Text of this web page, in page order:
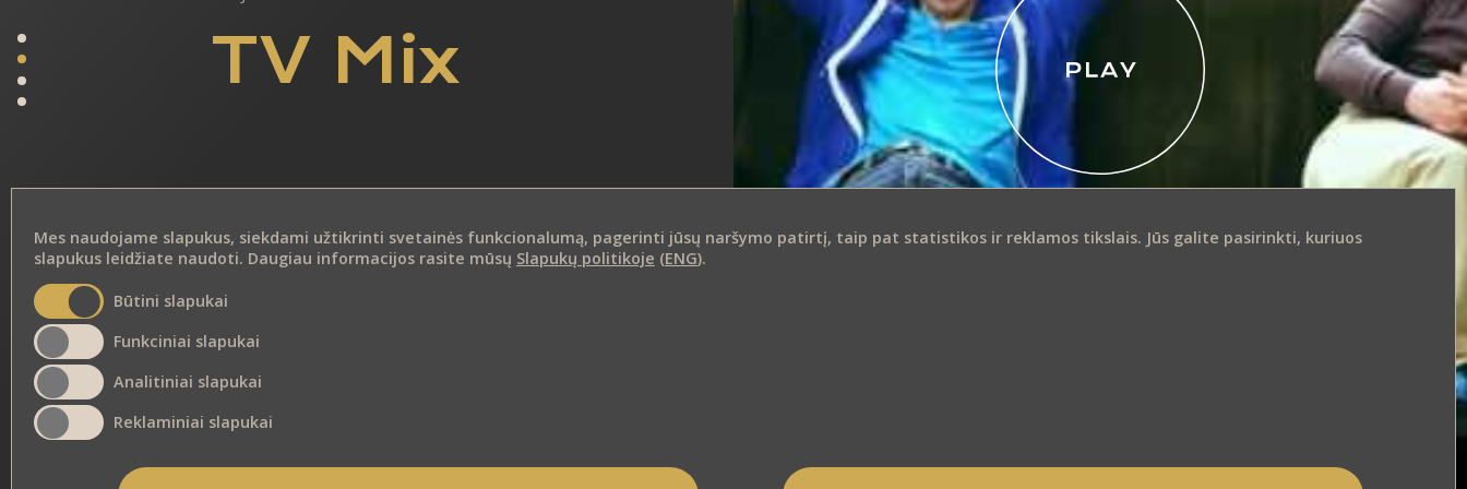
TV Mix
Mes naudojame slapukus, siekdami užtikrinti svetainės funkcionalumą, pagerinti jūsų naršymo patirtį, taip pat statistikos ir reklamos tikslais. Jūs galite pasirinkti, kuriuos
slapukus leidžiate naudoti. Daugiau informacijos rasite mūsų Slapukų politikoje (ENG).
Būtini slapukai
Funkciniai slapukai
Analitiniai slapukai
Reklaminiai slapukai